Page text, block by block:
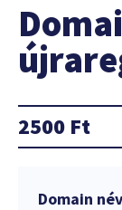
2500 Ft
Domain név